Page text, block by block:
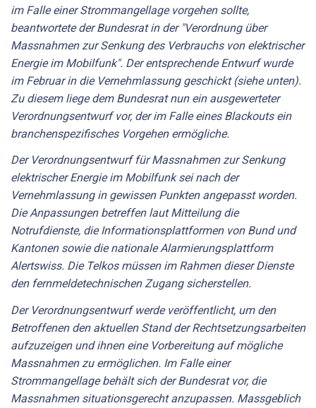
im Falle einer Strommangellage vorgehen sollte,
beantwortete der Bundesrat in der "Verordnung über
Massnahmen zur Senkung des Verbrauchs von elektrischer
Energie im Mobilfunk". Der entsprechende Entwurf wurde
im Februar in die Vernehmlassung geschickt (siehe unten).
Zu diesem liege dem Bundesrat nun ein ausgewerteter
Verordnungsentwurf vor, der im Falle eines Blackouts ein
branchenspezifisches Vorgehen ermögliche.
Der Verordnungsentwurf für Massnahmen zur Senkung
elektrischer Energie im Mobilfunk sei nach der
Vernehmlassung in gewissen Punkten angepasst worden.
Die Anpassungen betreffen laut Mitteilung die
Notrufdienste, die Informationsplattformen von Bund und
Kantonen sowie die nationale Alarmierungsplattform
Alertswiss. Die Telkos müssen im Rahmen dieser Dienste
den fernmeldetechnischen Zugang sicherstellen.
Der Verordnungsentwurf werde veröffentlicht, um den
Betroffenen den aktuellen Stand der Rechtsetzungsarbeiten
aufzuzeigen und ihnen eine Vorbereitung auf mögliche
Massnahmen zu ermöglichen. Im Falle einer
Strommangellage behält sich der Bundesrat vor, die
Massnahmen situationsgerecht anzupassen. Massgeblich